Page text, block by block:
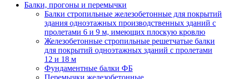
Балки, прогоны и перемычки
Балки стропильные железобетонные для покрытий
здания одноэтажных производственных зданий с
пролетами 6 и 9 м, имеющих плоскую кровлю
Железобетонные стропильные решетчатые балки
для покрытий одноэтажных зданий с пролетами
12 и 18 м
Фундаментные балки ФБ
Перемычки железобетонные